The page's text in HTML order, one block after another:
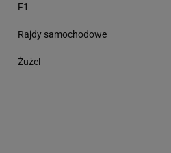
F1
Rajdy samochodowe
Żużel